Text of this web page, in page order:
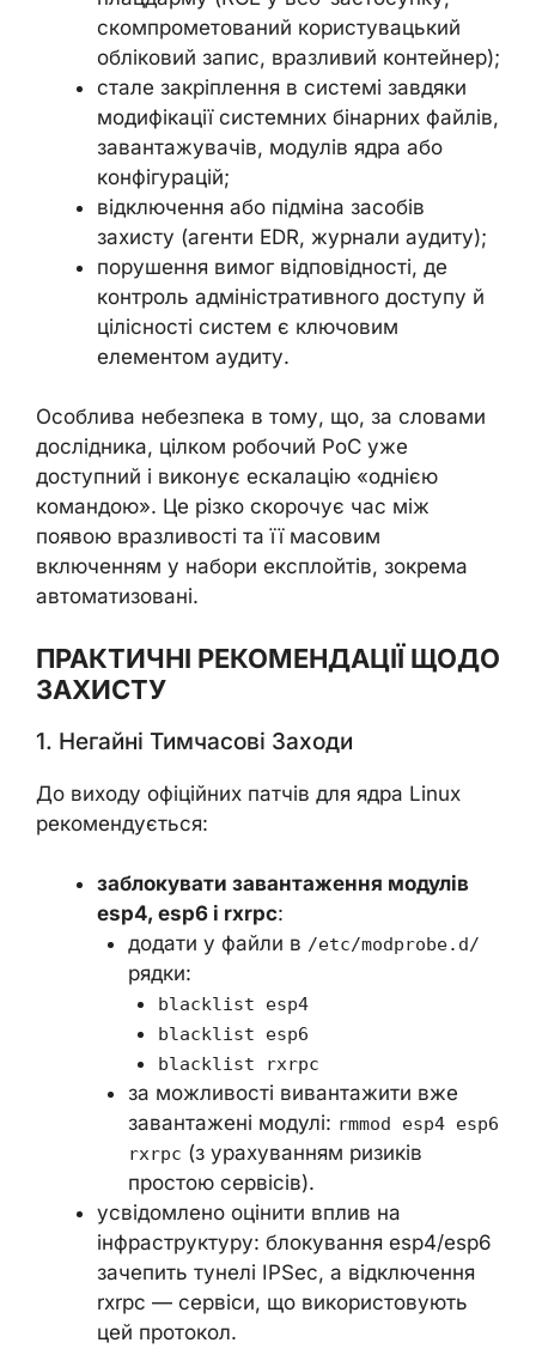
скомпрометований користувацький
обліковий запис, вразливий контейнер);
стале закріплення в системі завдяки
модифікації системних бінарних файлів,
завантажувачів, модулів ядра або
конфігурацій;
відключення або підміна засобів
захисту (агенти EDR, журнали аудиту);
порушення вимог відповідності, де
контроль адміністративного доступу й
цілісності систем є ключовим
елементом аудиту.
Особлива небезпека в тому, що, за словами
дослідника, цілком робочий PoC уже
доступний і виконує ескалацію «однією
командою». Це різко скорочує час між
появою вразливості та її масовим
включенням у набори експлойтів, зокрема
автоматизовані.
ПРАКТИЧНІ РЕКОМЕНДАЦІЇ ЩОДО
ЗАХИСТУ
1. Негайні Тимчасові Заходи
До виходу офіційних патчів для ядра Linux
рекомендується:
заблокувати завантаження модулів
esp4, esp6 і rxrpc:
додати у файли в /etc/modprobe.d/
рядки:
blacklist esp4
blacklist esp6
blacklist rxrpc
за можливості вивантажити вже
завантажені модулі: rmmod esp4 esp6
rxrpc (з урахуванням ризиків
простою сервісів).
усвідомлено оцінити вплив на
інфраструктуру: блокування esp4/esp6
зачепить тунелі IPSec, а відключення
rxrpc — сервіси, що використовують
цей протокол.